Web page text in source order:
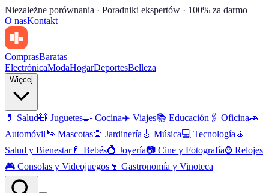
Niezależne porównania · Poradniki ekspertów · 100% za darmo
O nasKontakt
ComprasBaratas
ElectrónicaModaHogarDeportesBelleza
Więcej
💊 Salud🧸 Juguetes🍳 Cocina✈️ Viajes📚 Educación 🖇️ Oficina🚗
Automóvil🐾 Mascotas🌻 Jardinería 🎸 Música💻 Tecnología 🧘
Salud y Bienestar🍼 Bebés💍 Joyería📷 Cine y Fotografía⌚ Relojes
🎮 Consolas y Videojuegos 🍷 Gastronomía y Vinoteca